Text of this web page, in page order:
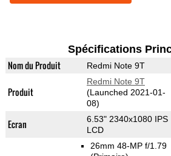
Spécifications
Nom du Produit Redmi Note 9T
Produit
Redmi Note 9T
(Launched 2021-01-
08)
Ecran
6.53" 2340x1080 IPS
LCD
26mm 48-MP f/1.79